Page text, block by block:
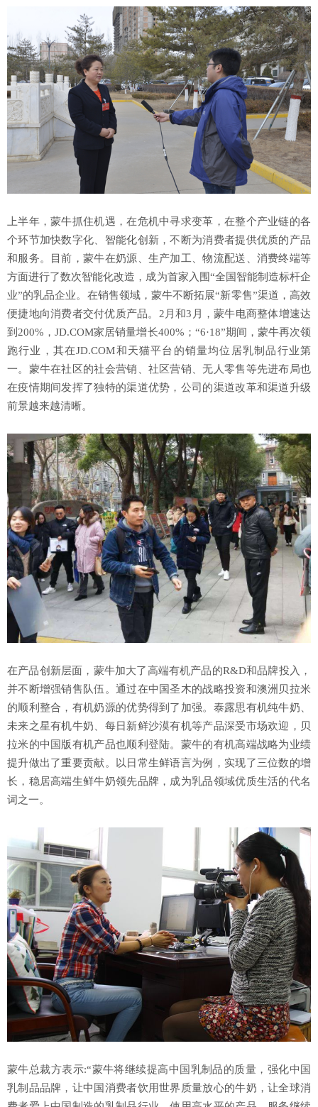
上半年，蒙牛抓住机遇，在危机中寻求变革，在整个产业链的各
个环节加快数字化、智能化创新，不断为消费者提供优质的产品
和服务。目前，蒙牛在奶源、生产加工、物流配送、消费终端等
方面进行了数次智能化改造，成为首家入围“全国智能制造标杆企
业”的乳品企业。在销售领域，蒙牛不断拓展“新零售”渠道，高效
便捷地向消费者交付优质产品。2月和3月，蒙牛电商整体增速达
到200%，JD.COM家居销量增长400%；“6·18”期间，蒙牛再次领
跑行业，其在JD.COM和天猫平台的销量均位居乳制品行业第
一。蒙牛在社区的社会营销、社区营销、无人零售等先进布局也
在疫情期间发挥了独特的渠道优势，公司的渠道改革和渠道升级
前景越来越清晰。
在产品创新层面，蒙牛加大了高端有机产品的R&D和品牌投入，
并不断增强销售队伍。通过在中国圣木的战略投资和澳洲贝拉米
的顺利整合，有机奶源的优势得到了加强。泰露思有机纯牛奶、
未来之星有机牛奶、每日新鲜沙漠有机等产品深受市场欢迎，贝
拉米的中国版有机产品也顺利登陆。蒙牛的有机高端战略为业绩
提升做出了重要贡献。以日常生鲜语言为例，实现了三位数的增
长，稳居高端生鲜牛奶领先品牌，成为乳品领域优质生活的代名
词之一。
蒙牛总裁方表示:“蒙牛将继续提高中国乳制品的质量，强化中国
乳制品品牌，让中国消费者饮用世界质量放心的牛奶，让全球消